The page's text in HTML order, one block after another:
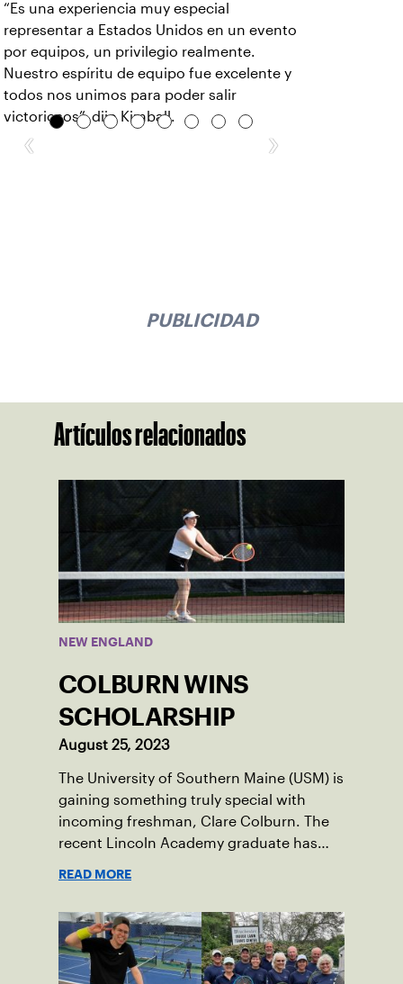
“Es una experiencia muy especial
representar a Estados Unidos en un evento
por equipos, un privilegio realmente.
Nuestro espíritu de equipo fue excelente y
todos nos unimos para poder salir
victoriosos”, dijo Kimball.
‹ ›
PUBLICIDAD
Artículos relacionados
NEW ENGLAND
COLBURN WINS
SCHOLARSHIP
August 25, 2023
The University of Southern Maine (USM) is
gaining something truly special with
incoming freshman, Clare Colburn. The
recent Lincoln Academy graduate has
Damariscotta, ME and those around her
throughout her childhood.
READ MORE